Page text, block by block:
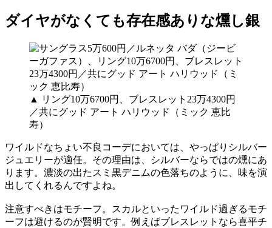
ダイヤがなくても存在感ありな燻し銀
▲ リング10万6700円、ブレスレット23万4300円
／共にグッド アート ハリウッド（ミック 恵比
寿）
ワイルドなちょい不良コーデにおいては、やっぱりシルバー
ジュエリーが適任。その理由は、シルバーならではの燻にあ
ります。濃淡の出たスミ黒デニムの色落ちのように、味を演
出してくれるんですよね。
注意すべきはモチーフ。スカルといったワイルド過ぎるモチ
ーフは避けるのが賢明です。例えばブレスレットなら喜平チ